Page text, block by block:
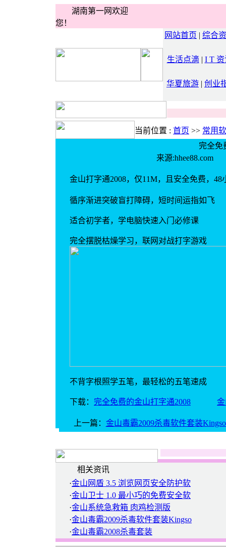
湖南第一网欢迎
您！
网站首页 | 综合
生活点滴 | I T 资
华夏旅游 | 创业
当前位置 : 首页 >> 常用
完全免
来源
金山打字通2008，仅11M，且安全免费，
循序渐进突破盲打障碍，短时间运指如飞
适合初学者，学电脑快速入门必修课
完全摆脱枯燥学习，联网对战打字游戏
不背字根照学五笔，最轻松的五笔速成
下载： 完全免费的金山打字通2008
上一篇： 金山毒霸2009杀毒软件套装
相关资讯
·金山网盾 3.5 浏览网页安全防护软
·金山卫士 1.0 最小巧的免费安全软
·金山系统急救箱 肉鸡检测版
·金山毒霸2009杀毒软件套装Kingso
·金山毒霸2008杀毒套装